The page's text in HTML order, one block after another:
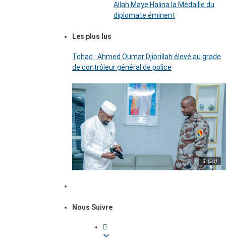
Allah Maye Halina la Médaille du
diplomate éminent
Les plus lus
Tchad : Ahmed Oumar Djibrillah élevé au grade
de contrôleur général de police
© (DR)
Nous Suivre